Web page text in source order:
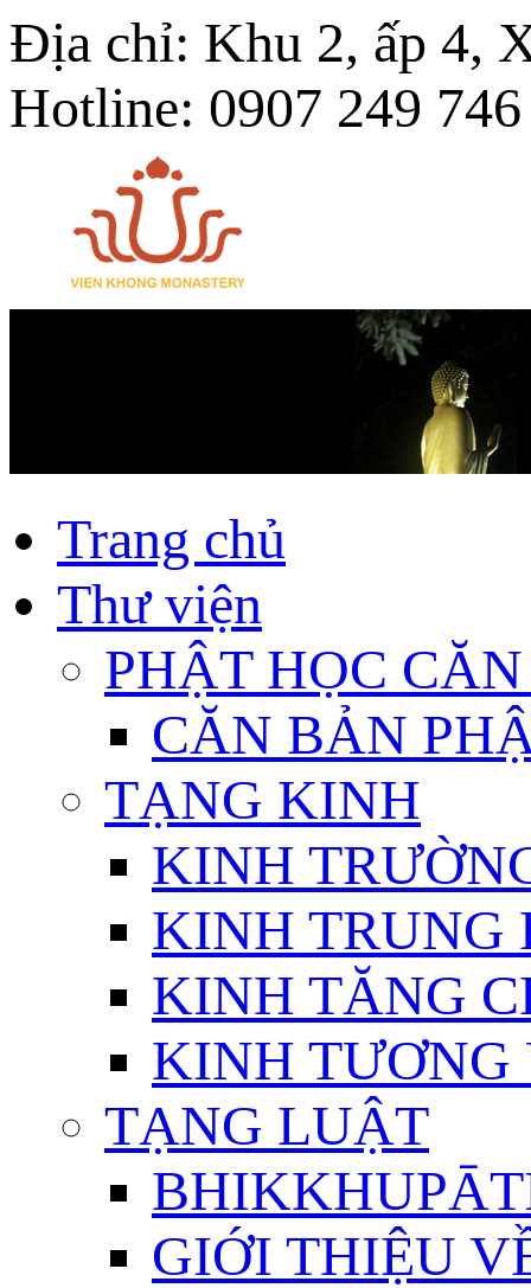
Địa chỉ: Khu 2, ấp 4,
Hotline: 0907 249 746
Trang chủ
Thư viện
PHẬT HỌC
CĂN BẢN
TẠNG KINH
KINH
KINH TRUNG
KINH TĂNG
KINH TƯƠNG
TẠNG LUẬT
GIỚI THIỆU